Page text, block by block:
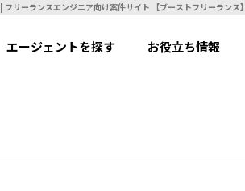
【React】【業務委託(準委任)】資金調達関連プラットフォームのフロント開発 | フリーランスエンジニア向け案件サイト 【ブーストフリーランス】
エージェントを探す お役立ち情報